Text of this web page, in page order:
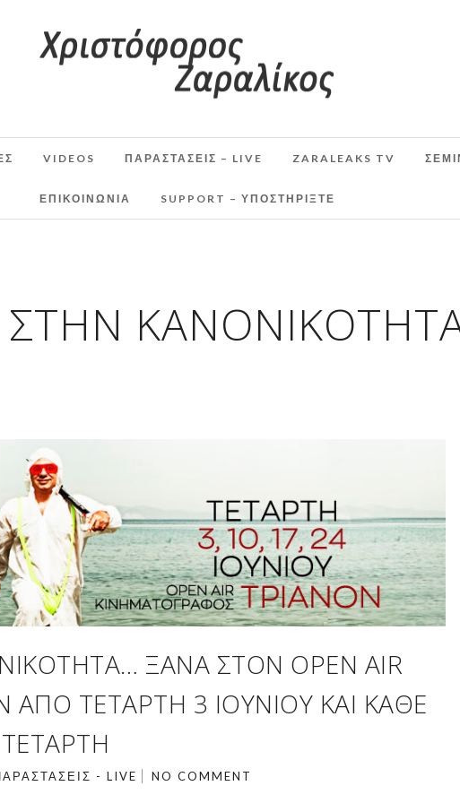
VIDEOS ΠΑΡΑΣΤΆΣΕΙΣ – LIVE ZARALEAKS TV
ΕΠΙΚΟΙΝΩΝΙΑ SUPPORT – ΥΠΟΣΤΗΡΊΞΤΕ
ΣΤΗΝ
ΞΑΝΆ ΣΤΟΝ OPEN AIR
ΤΕΤΆΡΤΗ 3 ΙΟΥΝΊΟΥ ΚΑΙ ΚΆΘΕ
ΤΕΤΆΡΤΗ
- LIVE NO COMMENT